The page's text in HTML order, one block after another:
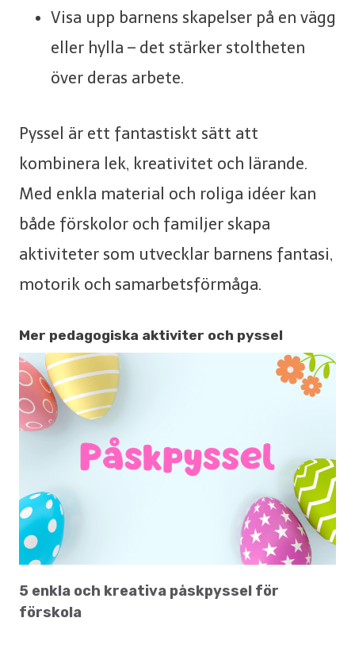
Visa upp barnens skapelser på en vägg
eller hylla – det stärker stoltheten
över deras arbete.
Pyssel är ett fantastiskt sätt att
kombinera lek, kreativitet och lärande.
Med enkla material och roliga idéer kan
både förskolor och familjer skapa
aktiviteter som utvecklar barnens fantasi,
motorik och samarbetsförmåga.
Mer pedagogiska aktiviter och pyssel
5 enkla och kreativa påskpyssel för
förskola